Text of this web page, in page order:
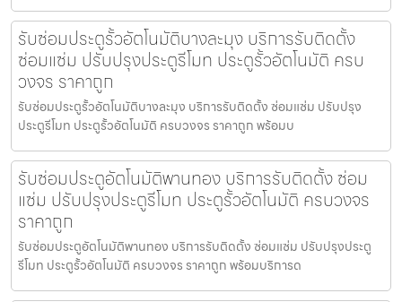
รับซ่อมประตูรั้วอัตโนมัติบางละมุง บริการรับติดตั้ง
ซ่อมแซ่ม ปรับปรุงประตูรีโมท ประตูรั้วอัตโนมัติ ครบ
วงจร ราคาถูก
รับซ่อมประตูรั้วอัตโนมัติบางละมุง บริการรับติดตั้ง ซ่อมแซ่ม ปรับปรุง
ประตูรีโมท ประตูรั้วอัตโนมัติ ครบวงจร ราคาถูก พร้อมบ
รับซ่อมประตูอัตโนมัติพานทอง บริการรับติดตั้ง ซ่อม
แซ่ม ปรับปรุงประตูรีโมท ประตูรั้วอัตโนมัติ ครบวงจร
ราคาถูก
รับซ่อมประตูอัตโนมัติพานทอง บริการรับติดตั้ง ซ่อมแซ่ม ปรับปรุงประตู
รีโมท ประตูรั้วอัตโนมัติ ครบวงจร ราคาถูก พร้อมบริการด